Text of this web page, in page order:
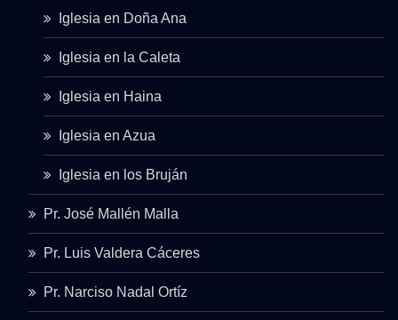
Iglesia en Doña Ana
Iglesia en la Caleta
Iglesia en Haina
Iglesia en Azua
Iglesia en los Bruján
Pr. José Mallén Malla
Pr. Luis Valdera Cáceres
Pr. Narciso Nadal Ortíz